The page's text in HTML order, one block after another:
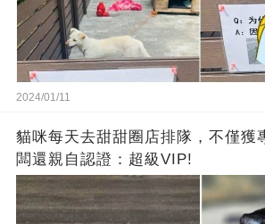
2024/01/11
貓咪每天去甜甜圈店排隊，不僅獲
闆還親自認證：超級VIP!